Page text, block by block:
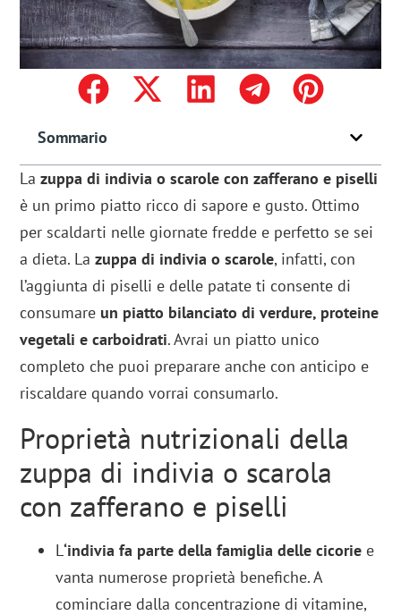
Sommario
Lazuppa di indivia o scarole con zafferano e piselli
è un primo piatto ricco di sapore e gusto. Ottimo
per scaldarti nelle giornate fredde e perfetto se sei
a dieta. Lazuppa di indivia o scarole, infatti, con
l’aggiunta di piselli e delle patate ti consente di
consumare un piatto bilanciato di verdure, proteine
vegetali e carboidrati. Avrai un piatto unico
completo che puoi preparare anche con anticipo e
riscaldare quando vorrai consumarlo.
Proprietà nutrizionali della
zuppa di indivia o scarola
con zafferano e piselli
L‘indivia fa parte della famiglia delle cicorie e
vanta numerose proprietà benefiche. A
cominciare dalla concentrazione di vitamine,